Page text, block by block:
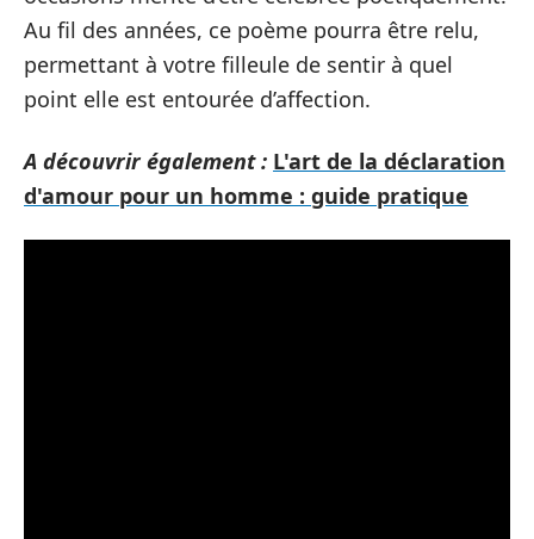
Au fil des années, ce poème pourra être relu,
permettant à votre filleule de sentir à quel
point elle est entourée d’affection.
A découvrir également : L'art de la déclaration
d'amour pour un homme : guide pratique